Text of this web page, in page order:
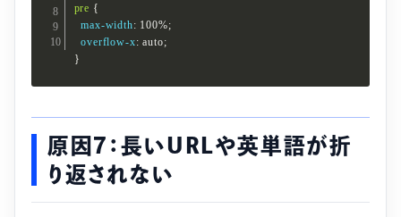
pre {
max-width: 100%;
overflow-x: auto;
}
原因7：長いURLや英単語が折
り返されない